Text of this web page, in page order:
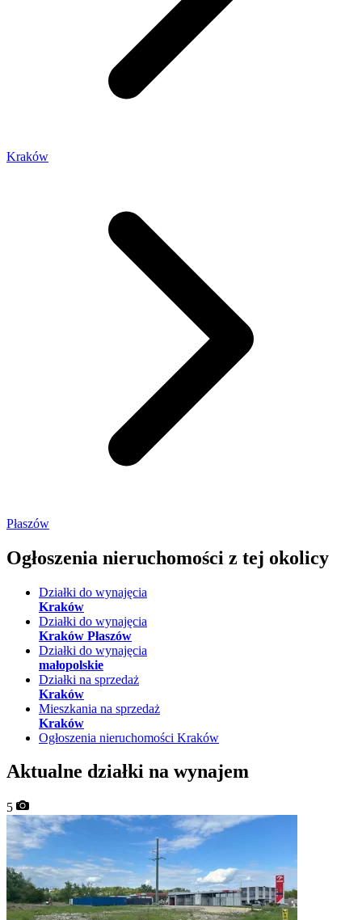
Kraków
Płaszów
Ogłoszenia nieruchomości z tej okolicy
Działki do wynajęcia
Kraków
Działki do wynajęcia
Kraków Płaszów
Działki do wynajęcia
małopolskie
Działki na sprzedaż
Kraków
Mieszkania na sprzedaż
Kraków
Ogłoszenia nieruchomości Kraków
Aktualne działki na wynajem
5